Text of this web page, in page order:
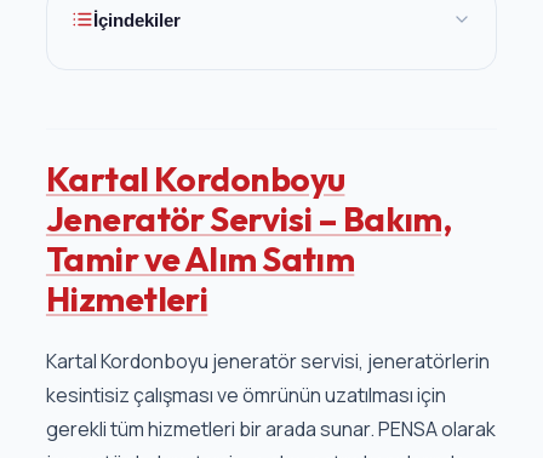
İçindekiler
Kartal Kordonboyu
Jeneratör Servisi – Bakım,
Tamir ve Alım Satım
Hizmetleri
Kartal Kordonboyu jeneratör servisi, jeneratörlerin
kesintisiz çalışması ve ömrünün uzatılması için
gerekli tüm hizmetleri bir arada sunar. PENSA olarak